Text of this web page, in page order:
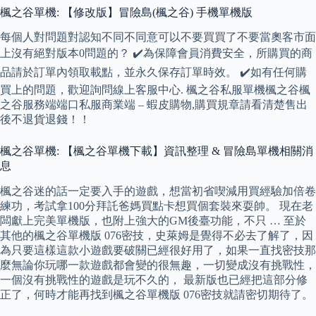
楓之谷單機: 【修改版】冒險島(楓之谷) 手機單機版
每個人對問題對認知不同不同意可以不要買買了不要當奧客市面
上沒有絕對版本0問題的？ ✔️為保障會員消費安全，所購買的商
品請於訂單內領取載點，並永久保存訂單時效。 ✔️如有任何購
買上的問題，歡迎詢問線上客服中心. 楓之谷私服單機楓之谷楓
之谷服務端端口私服商業端 – 蝦皮購物,購買規章請看清楚售出
後不退貨退錢！！
楓之谷單機: 【楓之谷單機下載】資訊整理 & 冒險島單機相關消
息
楓之谷迷的話一定要入手的遊戲，想當初省喫減用買經驗加倍卷
練功，考試拿100分拜託爸媽買點卡想買個套裝來耍帥。 現在老
闆獻上完美單機版，也附上強大的GM後臺功能，不只 … 至於
其他的楓之谷單機版 076密技，史萊姆是覺得不必去了解了，因
為只要這樣這款小遊戲要破關已經很好用了，如果一直找密技那
麼無論你玩哪一款遊戲都會變的很無趣，一切變成沒有挑戰性，
一個沒有挑戰性的遊戲是玩不久的， 最新版也已經把這部分修
正了，何時才能再找到楓之谷單機版 076密技就請密切期待了。